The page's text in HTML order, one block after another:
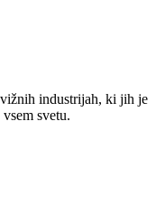
industrijah, ki jih je
svetu.